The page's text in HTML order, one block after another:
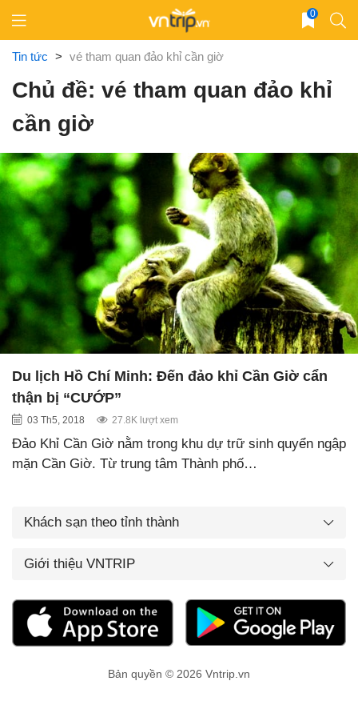
content
0
Tin tức > vé tham quan đảo khỉ cần giờ
Chủ đề: vé tham quan đảo khỉ
cần giờ
Du lịch Hồ Chí Minh: Đến đảo khỉ Cần Giờ cẩn
thận bị “CƯỚP”
03 Th5, 2018 27.8K lượt xem
Đảo Khỉ Cần Giờ nằm trong khu dự trữ sinh quyển ngập
mặn Cần Giờ. Từ trung tâm Thành phố…
Khách sạn theo tỉnh thành
Giới thiệu VNTRIP
Bản quyền © 2026 Vntrip.vn